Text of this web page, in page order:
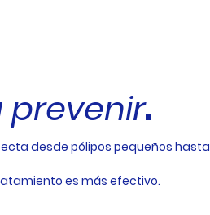
prevenir.
desde pólipos pequeños hasta
es más efectivo.